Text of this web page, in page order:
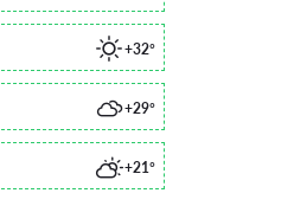
+32°
+29°
+21°